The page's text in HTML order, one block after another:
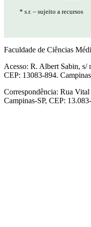
* s.r. – sujeito a recursos
Faculdade de Ciências
Acesso: R. Albert Sabin,
CEP: 13083-894.
Correspondência: Rua
Campinas-SP, CEP: